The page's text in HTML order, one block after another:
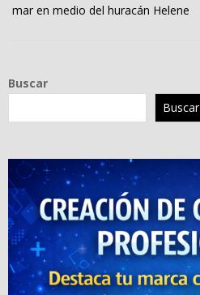
mar en medio del huracán Helene
Buscar
Buscar